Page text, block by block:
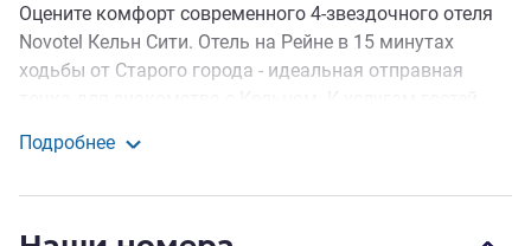
Описание
Оцените комфорт современного 4-звездочного отеля
Novotel Кельн Сити. Отель на Рейне в 15 минутах
ходьбы от Старого города - идеальная отправная
бесплатным WIFI, а также фитнес-зал, где можно
Независимо от того, путешествуете ли вы по делам
Подробнее